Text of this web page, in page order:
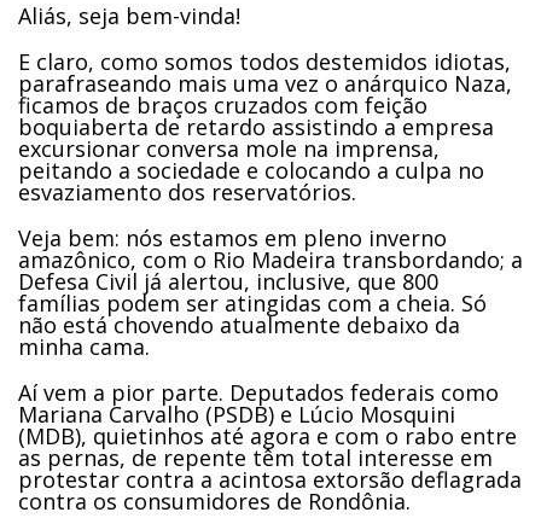
Aliás, seja bem-vinda!
E claro, como somos todos destemidos idiotas,
parafraseando mais uma vez o anárquico Naza,
ficamos de braços cruzados com feição
boquiaberta de retardo assistindo a empresa
excursionar conversa mole na imprensa,
peitando a sociedade e colocando a culpa no
esvaziamento dos reservatórios.
Veja bem: nós estamos em pleno inverno
amazônico, com o Rio Madeira transbordando; a
Defesa Civil já alertou, inclusive, que 800
famílias podem ser atingidas com a cheia. Só
não está chovendo atualmente debaixo da
minha cama.
Aí vem a pior parte. Deputados federais como
Mariana Carvalho (PSDB) e Lúcio Mosquini
(MDB), quietinhos até agora e com o rabo entre
as pernas, de repente têm total interesse em
protestar contra a acintosa extorsão deflagrada
contra os consumidores de Rondônia.